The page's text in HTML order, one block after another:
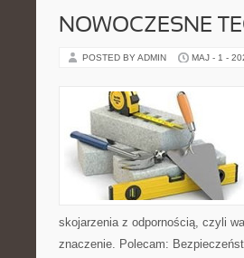
NOWOCZESNE
POSTED BY ADMIN MAJ - 1 -
skojarzenia z odpornością, czyli
znaczenie. Polecam: